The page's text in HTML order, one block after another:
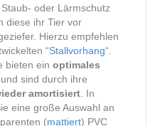
oder Lärmschutz
diese ihr Tier vor
Hierzu empfehlen
“Stallvorhang“.
bieten ein optimales
und sind durch ihre
amortisiert . In
eine große Auswahl an
(mattiert) PVC